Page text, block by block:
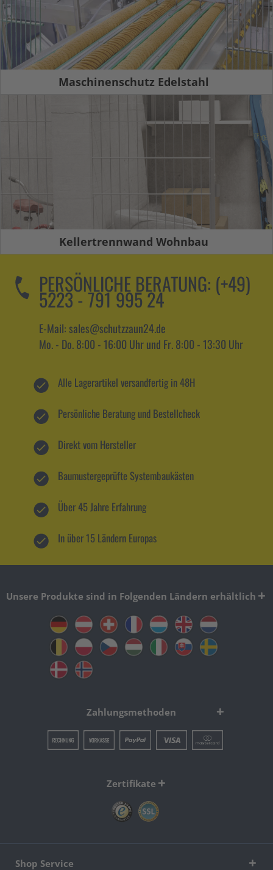
Maschinenschutz Edelstahl
Kellertrennwand Wohnbau
PERSÖNLICHE BERATUNG: (+49)
5223 - 791 995 24
E-Mail: sales@schutzzaun24.de
Mo. - Do. 8:00 - 16:00 Uhr und Fr. 8:00 - 13:30 Uhr
Alle Lagerartikel versandfertig in 48H
Persönliche Beratung und Bestellcheck
Direkt vom Hersteller
Baumustergeprüfte Systembaukästen
Über 45 Jahre Erfahrung
In über 15 Ländern Europas
Unsere Produkte sind in Folgenden Ländern erhältlich
Zahlungsmethoden
Zertifikate
Shop Service